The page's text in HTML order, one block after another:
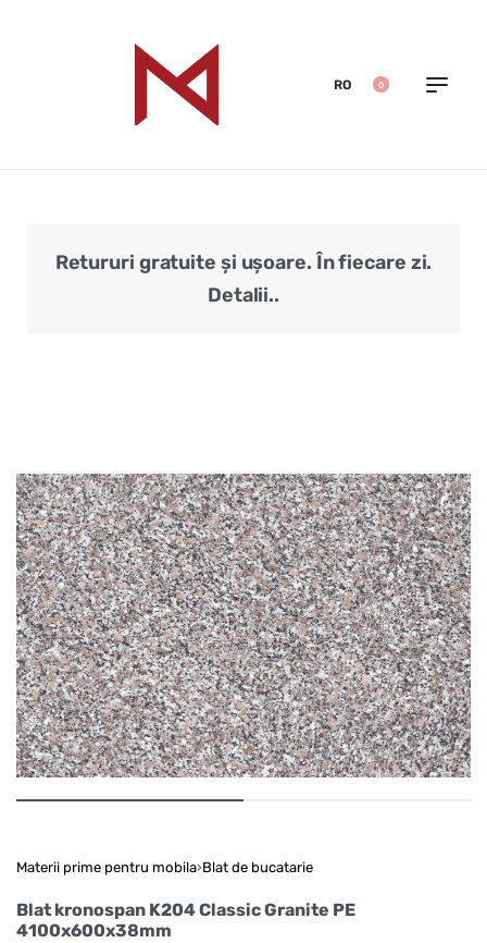
RO 0
Retururi gratuite și ușoare. În fiecare zi.
Detalii..
Materii prime pentru mobila›Blat de bucatarie
Blat kronospan K204 Classic Granite PE
4100x600x38mm